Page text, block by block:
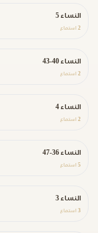
النساء 5
2 استماع
النساء 40-43
2 استماع
النساء 4
2 استماع
النساء 36-47
5 استماع
النساء 3
3 استماع